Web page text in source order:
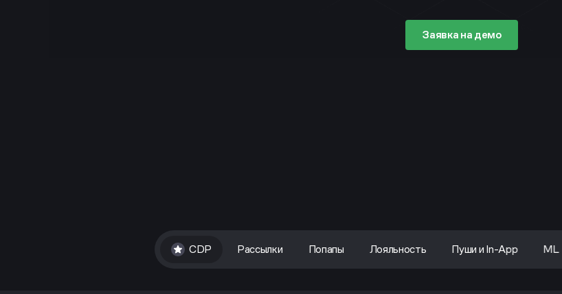
Заявка на демо
CDP Рассылки Попапы Лояльность Пуши и In-App ML